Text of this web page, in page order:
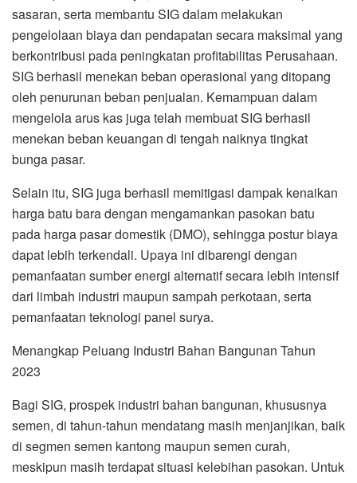
sasaran, serta membantu SIG dalam melakukan
pengelolaan biaya dan pendapatan secara maksimal yang
berkontribusi pada peningkatan profitabilitas Perusahaan.
SIG berhasil menekan beban operasional yang ditopang
oleh penurunan beban penjualan. Kemampuan dalam
mengelola arus kas juga telah membuat SIG berhasil
menekan beban keuangan di tengah naiknya tingkat
bunga pasar.
Selain itu, SIG juga berhasil memitigasi dampak kenaikan
harga batu bara dengan mengamankan pasokan batu
pada harga pasar domestik (DMO), sehingga postur biaya
dapat lebih terkendali. Upaya ini dibarengi dengan
pemanfaatan sumber energi alternatif secara lebih intensif
dari limbah industri maupun sampah perkotaan, serta
pemanfaatan teknologi panel surya.
Menangkap Peluang Industri Bahan Bangunan Tahun
2023
Bagi SIG, prospek industri bahan bangunan, khususnya
semen, di tahun-tahun mendatang masih menjanjikan, baik
di segmen semen kantong maupun semen curah,
meskipun masih terdapat situasi kelebihan pasokan. Untuk